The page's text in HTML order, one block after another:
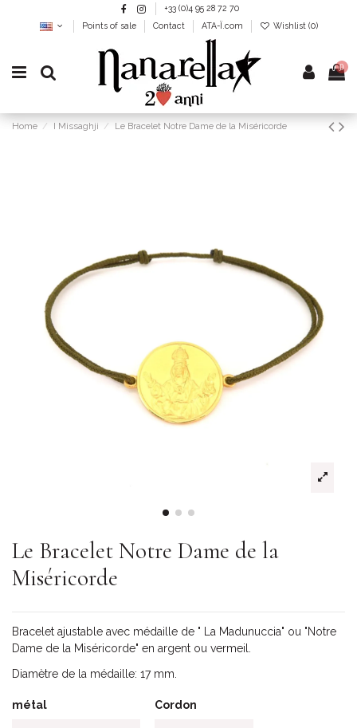
+33 (0)4 95 28 72 70
Points of sale
Contact ATA-Ï.com Wishlist (0)
0
Home I Missaghji Le Bracelet Notre Dame de la Miséricorde
Le Bracelet Notre Dame de la
Miséricorde
Bracelet ajustable avec médaille de " La Madunuccia" ou "Notre
Dame de la Miséricorde" en argent ou vermeil.
Diamètre de la médaille: 17 mm.
métal Cordon